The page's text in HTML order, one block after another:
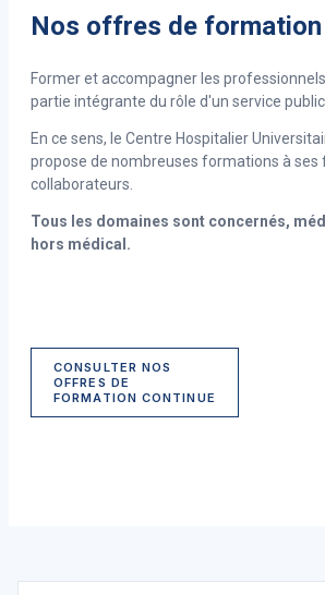
Nos offres de formation
Former et accompagner les
partie intégrante du rôle d'un service public.
En ce sens, le Centre Hospitalier
propose de nombreuses formations à ses
collaborateurs.
Tous les domaines sont concernés,
hors médical.
CONSULTER NOS
OFFRES DE
FORMATION CONTINUE